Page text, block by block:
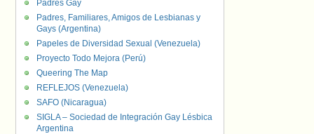
Padres Gay
Padres, Familiares, Amigos de Lesbianas y
Gays (Argentina)
Papeles de Diversidad Sexual (Venezuela)
Proyecto Todo Mejora (Perú)
Queering The Map
REFLEJOS (Venezuela)
SAFO (Nicaragua)
SIGLA – Sociedad de Integración Gay Lésbica
Argentina